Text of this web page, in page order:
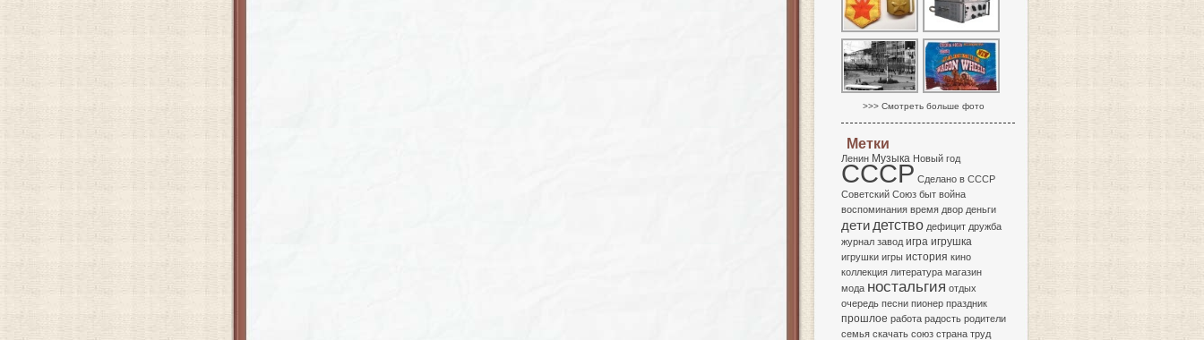
>>> Смотреть больше фото
Метки
Ленин Музыка Новый год
СССР Сделано в СССР
Советский Союз быт война
воспоминания время двор деньги
дети детство дефицит дружба
журнал завод игра игрушка
игрушки игры история кино
коллекция литература магазин
мода ностальгия отдых
очередь песни пионер праздник
прошлое работа радость родители
семья скачать союз страна труд